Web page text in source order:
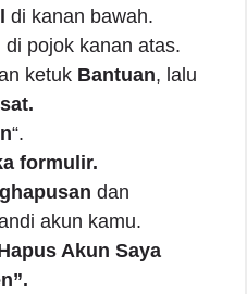
di kanan bawah.
di pojok kanan atas.
ketuk Bantuan, lalu
“.
formulir.
dan
akun kamu.
Akun Saya